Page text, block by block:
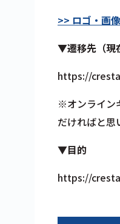
>> ロゴ・画
▼遷移先（現
https://
※オンライン
だければと思
▼目的
https://